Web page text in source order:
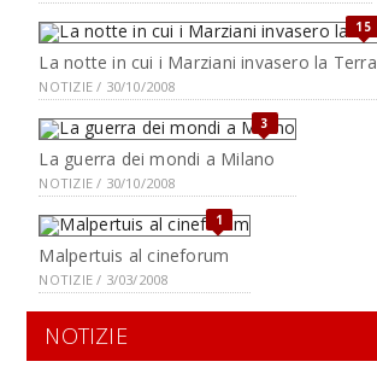
15
La notte in cui i Marziani invasero la Terra
NOTIZIE / 30/10/2008
3
La guerra dei mondi a Milano
NOTIZIE / 30/10/2008
1
Malpertuis al cineforum
NOTIZIE / 3/03/2008
NOTIZIE